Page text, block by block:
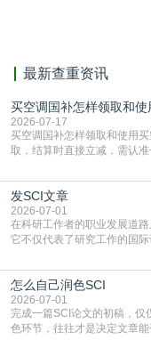
最新查重资讯
买空调国补怎样领取和使
2026-07-17
买空调国补怎样领取和使用
取，结算时直接立减‌，需认
能领到补贴首选‌京东APP‌搜
4949】等，口令会随活动更
复制粘贴【8$FKFGgJq
发SCI文章
2026-07-01
在科研工作者的职业发展道
它不仅代表了研究工作的国
战与困惑。从选题立意到投
篇AEIC学术交流中心小编就
一步发表SCI文章，首要解决
怎么自己润色SCI
2026-07-01
完成一篇SCI论文的初稿，仅
色环节，往往才是决定文章